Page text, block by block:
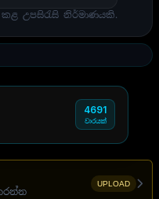
උපසිරැසි නිර්මාණයකි.
4691
වාරයක්
UPLOAD